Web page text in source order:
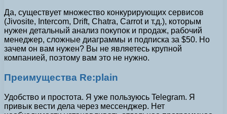
Да, существует множество конкурирующих сервисов
(Jivosite, Intercom, Drift, Chatra, Carrot и т.д.), которым
нужен детальный анализ покупок и продаж, рабочий
менеджер, сложные диаграммы и подписка за $50. Но
зачем он вам нужен? Вы не являетесь крупной
компанией, поэтому вам это не нужно.
Преимущества Re:plain
Удобство и простота. Я уже пользуюсь Telegram. Я
привык вести дела через мессенджер. Нет